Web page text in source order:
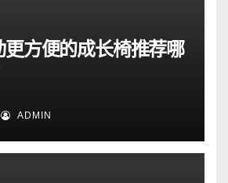
更方便的成长椅推荐哪
ADMIN